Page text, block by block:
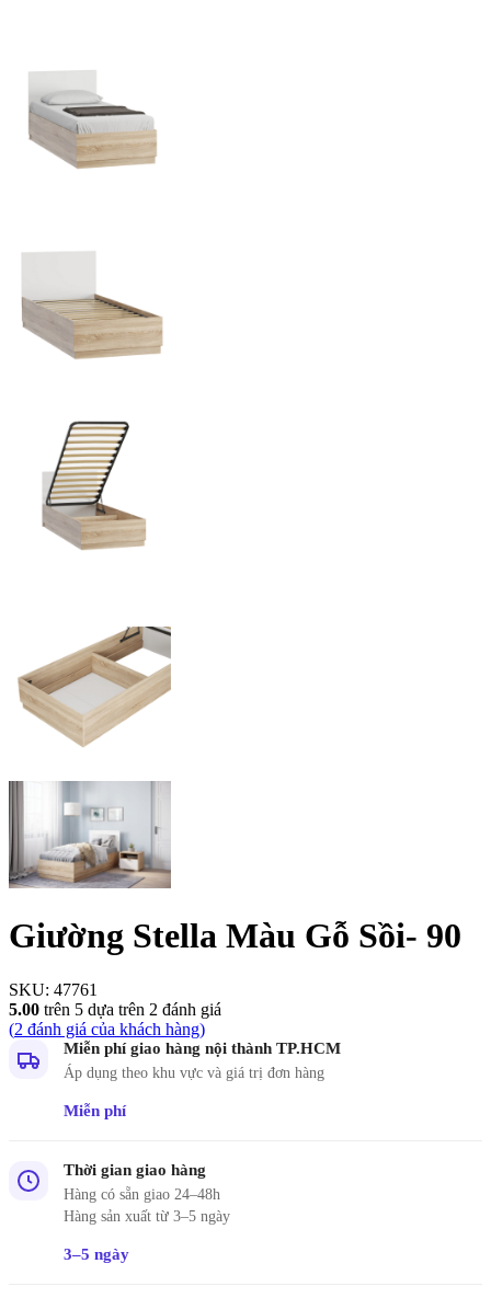
Giường Stella Màu Gỗ Sồi- 90
SKU: 47761
5.00 trên 5 dựa trên 2 đánh giá
(2 đánh giá của khách hàng)
Miễn phí giao hàng nội thành TP.HCM
Áp dụng theo khu vực và giá trị đơn hàng
Miễn phí
Thời gian giao hàng
Hàng có sẵn giao 24–48h
Hàng sản xuất từ 3–5 ngày
3–5 ngày